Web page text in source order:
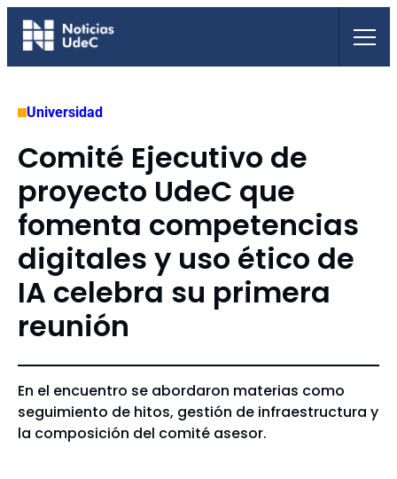
Saltar
Universidad
Comité Ejecutivo de
proyecto UdeC que
fomenta competencias
digitales y uso ético de
IA celebra su primera
reunión
En el encuentro se abordaron materias como
seguimiento de hitos, gestión de infraestructura y
la composición del comité asesor.